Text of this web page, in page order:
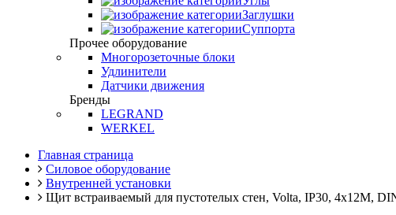
Заглушки
Суппорта
Прочее оборудование
Многорозеточные блоки
Удлинители
Датчики движения
Бренды
LEGRAND
WERKEL
Главная страница
Силовое оборудование
Внутренней установки
Щит встраиваемый для пустотелых стен, Volta, IP30, 4x12М,